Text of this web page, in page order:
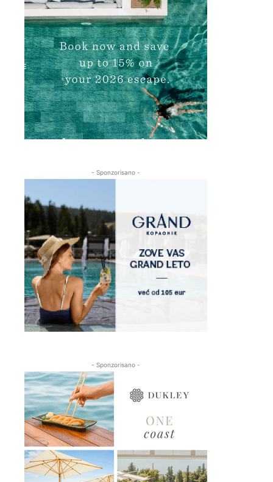
- Sponzorisano -
- Sponzorisano -